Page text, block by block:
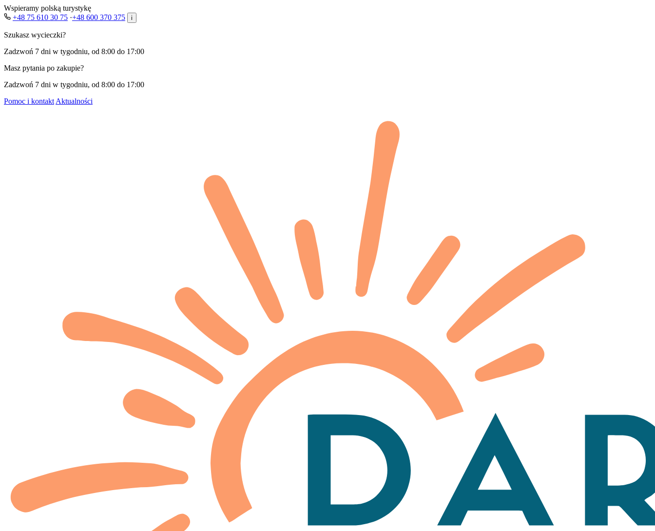
Wspieramy polską turystykę
+48 75 610 30 75 ·+48 600 370 375 i
Szukasz wycieczki?
Zadzwoń 7 dni w tygodniu, od 8:00 do 17:00
Masz pytania po zakupie?
Zadzwoń 7 dni w tygodniu, od 8:00 do 17:00
Pomoc i kontakt Aktualności